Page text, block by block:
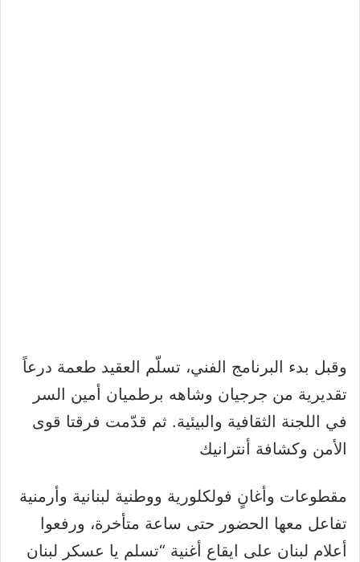
وقبل بدء البرنامج الفني، تسلّم العقيد طعمة درعاً
تقديرية من جرجيان وشاهه برطميان أمين السر
في اللجنة الثقافية والبيئية. ثم قدّمت فرقتا قوى
الأمن وكشافة أنترانيك
مقطوعات وأغانٍ فولكلورية ووطنية لبنانية وأرمنية
تفاعل معها الحضور حتى ساعة متأخرة، ورفعوا
أعلام لبنان على ايقاع أغنية “تسلم يا عسكر لبنان